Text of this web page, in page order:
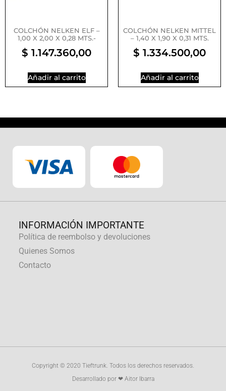
COLCHÓN NELKEN ELF –
1,00 X 2,00 X 0,28 MTS.-
$ 1.147.360,00
Añadir al carrito
COLCHÓN NELKEN MITTEL
– 1,40 X 1,90 X 0,31 MTS.
$ 1.334.500,00
Añadir al carrito
INFORMACIÓN IMPORTANTE
Política de reembolso y devoluciones
Quienes Somos
Contacto
Copyright © 2020 Tieftrunk. Todos los derechos reservados.
Desarrollado por ❤ Aitor Ibarra